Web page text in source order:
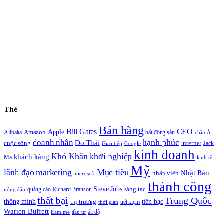
Thẻ
Alibaba Amazon Apple Bill Gates Bán hàng bất động sản CEO châu Á
cuộc sống doanh nhân Do Thái Giao tiếp Google hạnh phúc internet Jack
Ma khách hàng Khó Khăn khởi nghiệp kinh doanh kinh tế
lãnh đạo marketing microsoft Mục tiêu Mỹ nhân viên Nhật Bản
nông dân quảng cáo Richard Branson Steve Jobs sáng tạo thành công
thông minh thất bại thị trường thời gian tiết kiệm tiền bạc Trung Quốc
Warren Buffett Đam mê đầu tư ấn độ